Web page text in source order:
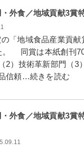
外食／地域貢献3賞
「地域食品産業貢
。 同賞は本紙創刊
2）技術革新部門（
信頼…続きを読む
外食／地域貢献3